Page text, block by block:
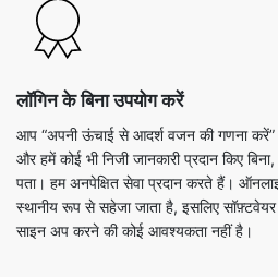
लॉगिन के बिना उपयोग करें
आप “अपनी ऊंचाई से आदर्श वजन की गणना
और हमें कोई भी निजी जानकारी प्रदान किए
पता। हम अनपेक्षित सेवा प्रदान करते हैं।
स्थानीय रूप से सहेजा जाता है, इसलिए
साइन अप करने की कोई आवश्यकता नहीं है।